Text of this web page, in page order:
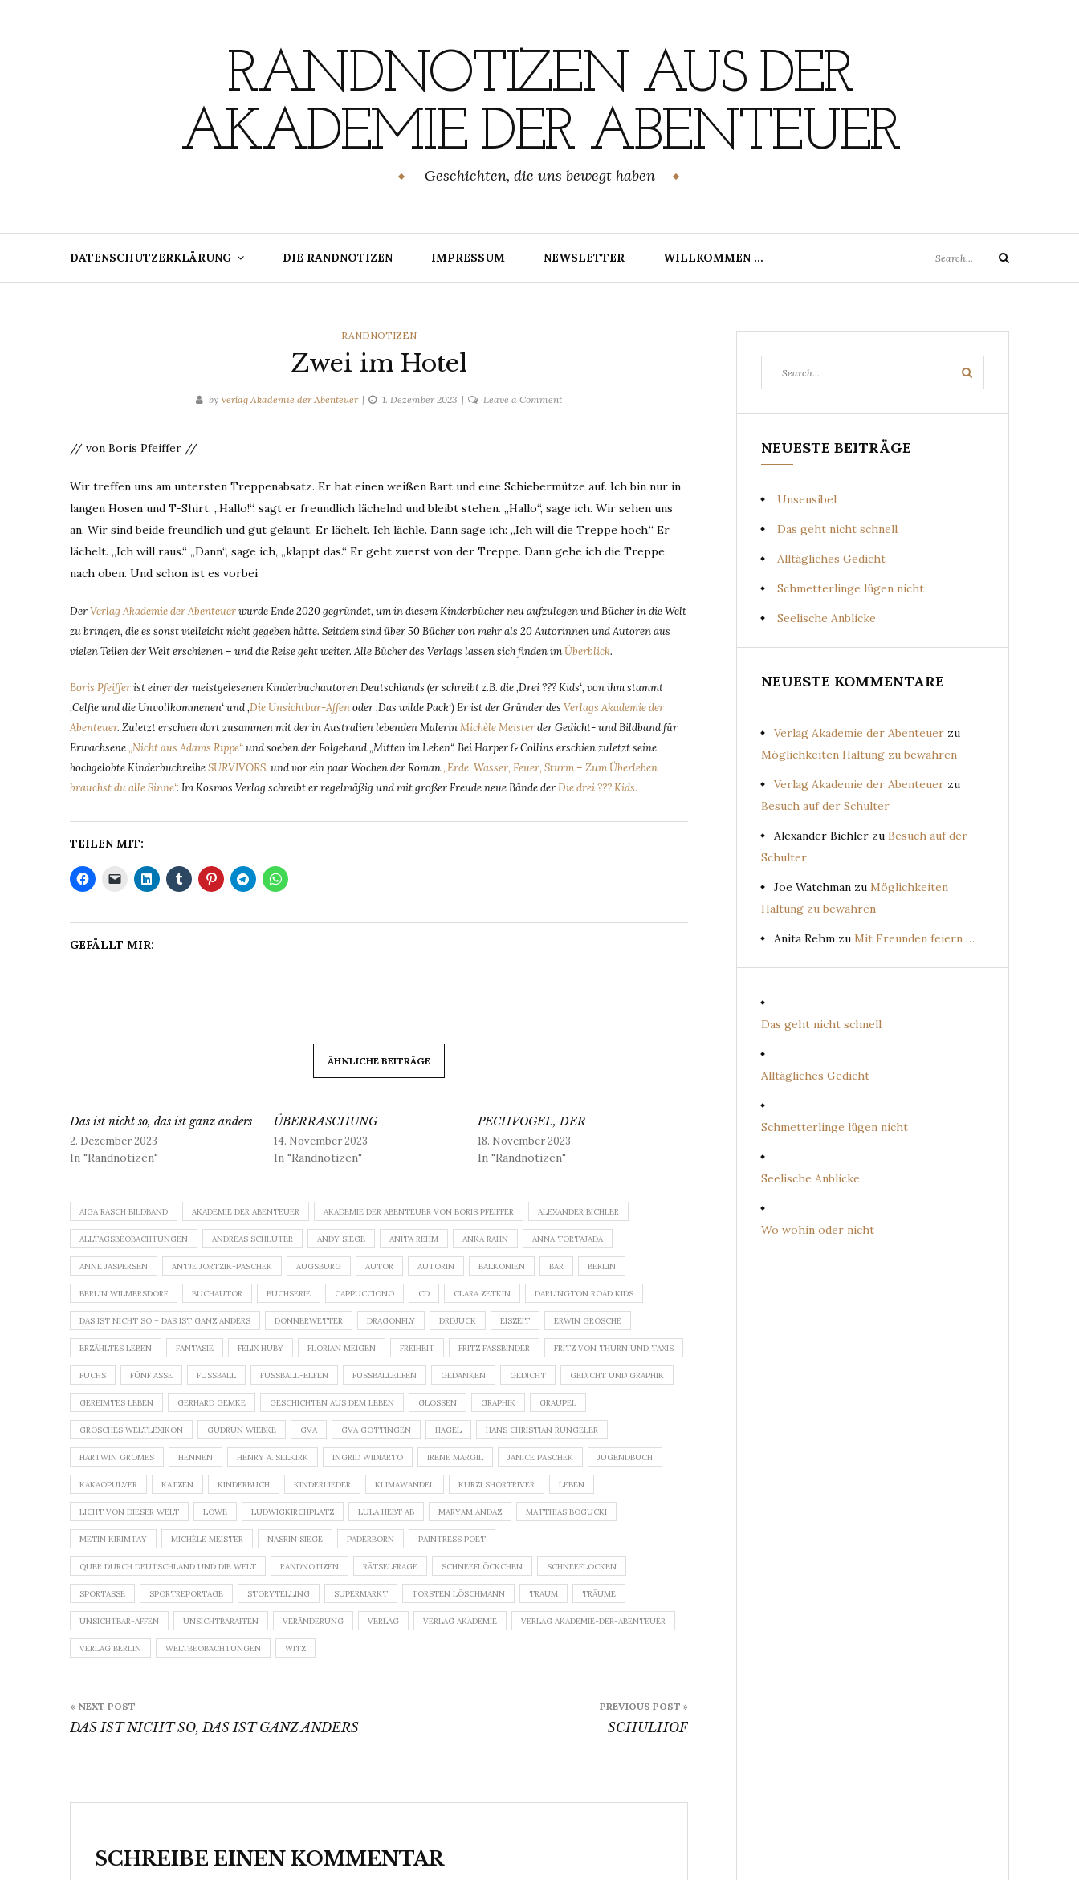
RANDNOTIZEN AUS DER
AKADEMIE DER ABENTEUER
Geschichten, die uns bewegt haben
DATENSCHUTZERKLÄRUNG DIE RANDNOTIZEN IMPRESSUM NEWSLETTER WILLKOMMEN …
for:
Search
CATEGORIES
RANDNOTIZEN
Zwei im Hotel
by Verlag Akademie der Abenteuer 1. Dezember 2023 Leave a Commenton
// von Boris Pfeiffer //
Wir treffen uns am untersten Treppenabsatz. Er hat einen weißen Bart und eine Schiebermütze auf. Ich bin nur in
langen Hosen und T-Shirt. „Hallo!“, sagt er freundlich lächelnd und bleibt stehen. „Hallo“, sage ich. Wir sehen uns
an. Wir sind beide freundlich und gut gelaunt. Er lächelt. Ich lächle. Dann sage ich: „Ich will die Treppe hoch.“ Er
lächelt. „Ich will raus.“ „Dann“, sage ich, „klappt das.“ Er geht zuerst von der Treppe. Dann gehe ich die Treppe
nach oben. Und schon ist es vorbei
DerVerlag Akademie der Abenteuerwurde Ende 2020 gegründet, um in diesem Kinderbücher neu aufzulegen und Bücher in die Welt
zu bringen, die es sonst vielleicht nicht gegeben hätte. Seitdem sind über 50 Bücher von mehr als 20 Autorinnen und Autoren aus
vielen Teilen der Welt erschienen – und die Reise geht weiter. Alle Bücher des Verlags lassen sich finden imÜberblick.
Boris Pfeifferist einer der meistgelesenen Kinderbuchautoren Deutschlands (er schreibt z.B. die ‚Drei ??? Kids‘, von ihm stammt
‚Celfie und die Unvollkommenen‘ und ‚Die Unsichtbar-Affenoder ‚Das wilde Pack‘) Er ist der Gründer des Verlags Akademie der
Abenteuer. Zuletzt erschien dort zusammen mit der in Australien lebenden MalerinMichèle Meisterder Gedicht- und Bildband für
Erwachsene„Nicht aus Adams Rippe“und soeben der Folgeband „Mitten im Leben“. Bei Harper & Collins erschien zuletzt seine
hochgelobte KinderbuchreiheSURVIVORS. und vor ein paar Wochen der Roman„Erde, Wasser, Feuer, Sturm – Zum Überleben
brauchst du alle Sinne“. Im Kosmos Verlag schreibt er regelmäßig und mit großer Freude neue Bände derDie drei ??? Kids.
TEILEN MIT:
GEFÄLLT MIR:
ÄHNLICHE BEITRÄGE
Das ist nicht so, das ist ganz anders
2. Dezember 2023
In "Randnotizen"
ÜBERRASCHUNG
14. November 2023
In "Randnotizen"
PECHVOGEL, DER
18. November 2023
In "Randnotizen"
AIGA RASCH BILDBAND AKADEMIE DER ABENTEUER AKADEMIE DER ABENTEUER VON BORIS PFEIFFER ALEXANDER BICHLER
ALLTAGSBEOBACHTUNGEN ANDREAS SCHLÜTER ANDY SIEGE ANITA REHM ANKA RAHN ANNA TORTAJADA
ANNE JASPERSEN ANTJE JORTZIK-PASCHEK AUGSBURG AUTOR AUTORIN BALKONIEN BAR BERLIN
BERLIN WILMERSDORF BUCHAUTOR BUCHSERIE CAPPUCCIONO CD CLARA ZETKIN DARLINGTON ROAD KIDS
DAS IST NICHT SO – DAS IST GANZ ANDERS DONNERWETTER DRAGONFLY DRDJUCK EISZEIT ERWIN GROSCHE
ERZÄHLTES LEBEN FANTASIE FELIX HUBY FLORIAN MEIGEN FREIHEIT FRITZ FASSBINDER FRITZ VON THURN UND TAXIS
FUCHS FÜNF ASSE FUSSBALL FUSSBALL-ELFEN FUSSBALLELFEN GEDANKEN GEDICHT GEDICHT UND GRAPHIK
GEREIMTES LEBEN GERHARD GEMKE GESCHICHTEN AUS DEM LEBEN GLOSSEN GRAPHIK GRAUPEL
GROSCHES WELTLEXIKON GUDRUN WIEBKE GVA GVA GÖTTINGEN HAGEL HANS CHRISTIAN RÜNGELER
HARTWIN GROMES HENNEN HENRY A. SELKIRK INGRID WIDIARTO IRENE MARGIL JANICE PASCHEK JUGENDBUCH
KAKAOPULVER KATZEN KINDERBUCH KINDERLIEDER KLIMAWANDEL KURZI SHORTRIVER LEBEN
LICHT VON DIESER WELT LÖWE LUDWIGKIRCHPLATZ LULA HEBT AB MARYAM ANDAZ MATTHIAS BOGUCKI
METIN KIRIMTAY MICHÈLE MEISTER NASRIN SIEGE PADERBORN PAINTRESS POET
QUER DURCH DEUTSCHLAND UND DIE WELT RANDNOTIZEN RÄTSELFRAGE SCHNEEFLÖCKCHEN SCHNEEFLOCKEN
SPORTASSE SPORTREPORTAGE STORYTELLING SUPERMARKT TORSTEN LÖSCHMANN TRAUM TRÄUME
UNSICHTBAR-AFFEN UNSICHTBARAFFEN VERÄNDERUNG VERLAG VERLAG AKADEMIE VERLAG AKADEMIE-DER-ABENTEUER
VERLAG BERLIN WELTBEOBACHTUNGEN WITZ
PREVIOUS POST »
SCHULHOF
« NEXT POST
DAS IST NICHT SO, DAS IST GANZ ANDERS
SCHREIBE EINEN KOMMENTAR
for:
Search
NEUESTE BEITRÄGE
Unsensibel
Das geht nicht schnell
Alltägliches Gedicht
Schmetterlinge lügen nicht
Seelische Anblicke
NEUESTE KOMMENTARE
Verlag Akademie der Abenteuer zu
Möglichkeiten Haltung zu bewahren
Verlag Akademie der Abenteuer zu
Besuch auf der Schulter
Alexander Bichler zu Besuch auf der
Schulter
Joe Watchman zu Möglichkeiten
Haltung zu bewahren
Anita Rehm zu Mit Freunden feiern …
Das geht nicht schnell
Alltägliches Gedicht
Schmetterlinge lügen nicht
Seelische Anblicke
Wo wohin oder nicht